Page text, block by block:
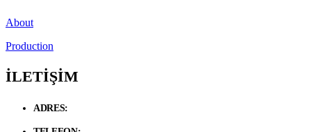
About
Production
İLETİŞİM
ADRES: